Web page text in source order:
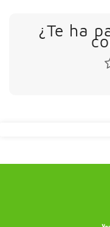
¿Te ha